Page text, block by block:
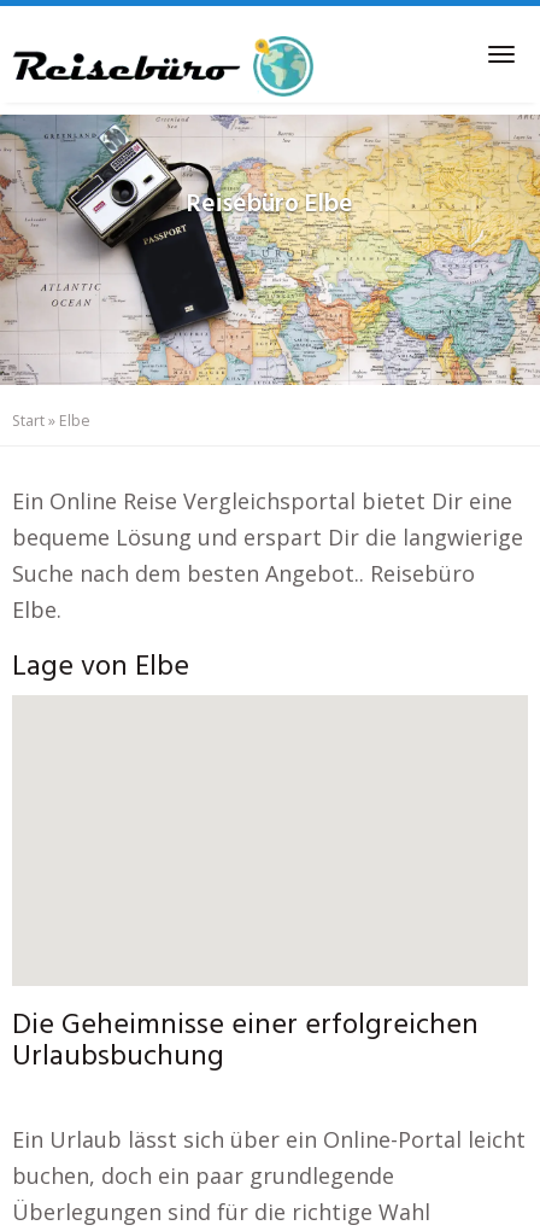
to
main
content
ReisebüroElbe
Start» Elbe
Ein Online Reise Vergleichsportal bietet Dir eine
bequeme Lösung und erspart Dir die langwierige
Suche nach dem besten Angebot.. Reisebüro
Elbe.
Lage von Elbe
Die Geheimnisse einer erfolgreichen
Urlaubsbuchung
Ein Urlaub lässt sich über ein Online-Portal leicht
buchen, doch ein paar grundlegende
Überlegungen sind für die richtige Wahl